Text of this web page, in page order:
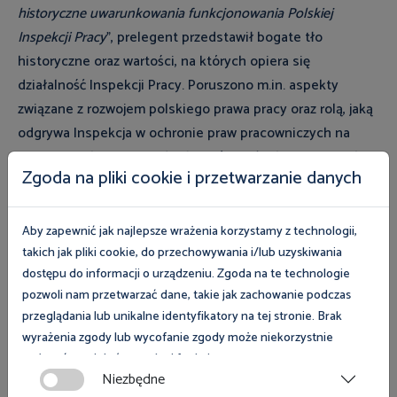
historyczne uwarunkowania funkcjonowania Polskiej
Inspekcji Pracy”, prelegent przedstawił bogate tło
historyczne oraz wartości, na których opiera się
działalność Inspekcji Pracy. Poruszono m.in. aspekty
związane z rozwojem polskiego prawa pracy oraz rolą, jaką
odgrywa Inspekcja w ochronie praw pracowniczych na
przestrzeni lat. Opowiedział on również o historycznych
twórcach Inspekcji Pracy oraz o tych, którzy wspomagali
tworzyć jej podwaliny.
Wykład ten stanowił doskonałe wprowadzenie do idei,
jakie przyświecają misji Inspektorów Pracy, inspirując
aplikantów do zaangażowania w swoją nową rolę.
Podsumowanie
Zgoda na pliki cookie i przetwarzanie danych
Aby zapewnić jak najlepsze wrażenia korzystamy z technologii,
takich jak pliki cookie, do przechowywania i/lub uzyskiwania
dostępu do informacji o urządzeniu. Zgoda na te technologie
pozwoli nam przetwarzać dane, takie jak zachowanie podczas
przeglądania lub unikalne identyfikatory na tej stronie. Brak
wyrażenia zgody lub wycofanie zgody może niekorzystnie
wpłynąć na niektóre cechy i funkcje.
Niezbędne